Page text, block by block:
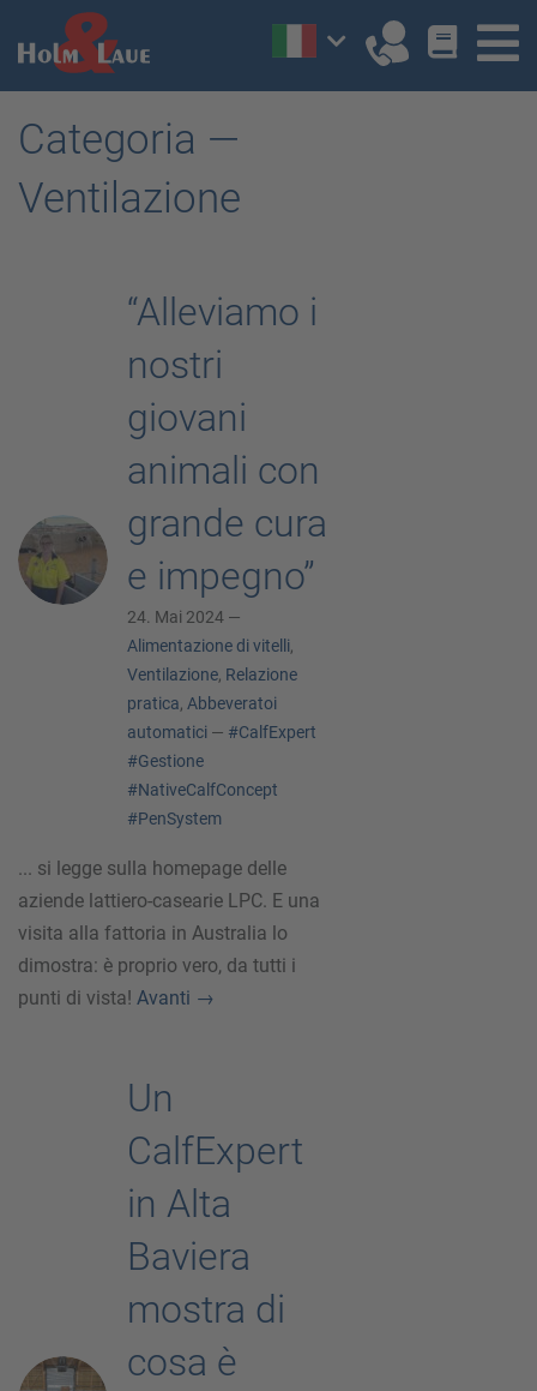
Categoria —
Ventilazione
“Alleviamo i
nostri
giovani
animali con
grande cura
e impegno”
24. Mai 2024 —
Alimentazione di vitelli,
Ventilazione, Relazione
pratica, Abbeveratoi
automatici — #CalfExpert
#Gestione
#NativeCalfConcept
#PenSystem
... si legge sulla homepage delle
aziende lattiero-casearie LPC. E una
visita alla fattoria in Australia lo
dimostra: è proprio vero, da tutti i
punti di vista! Avanti →
Un
CalfExpert
in Alta
Baviera
mostra di
cosa è